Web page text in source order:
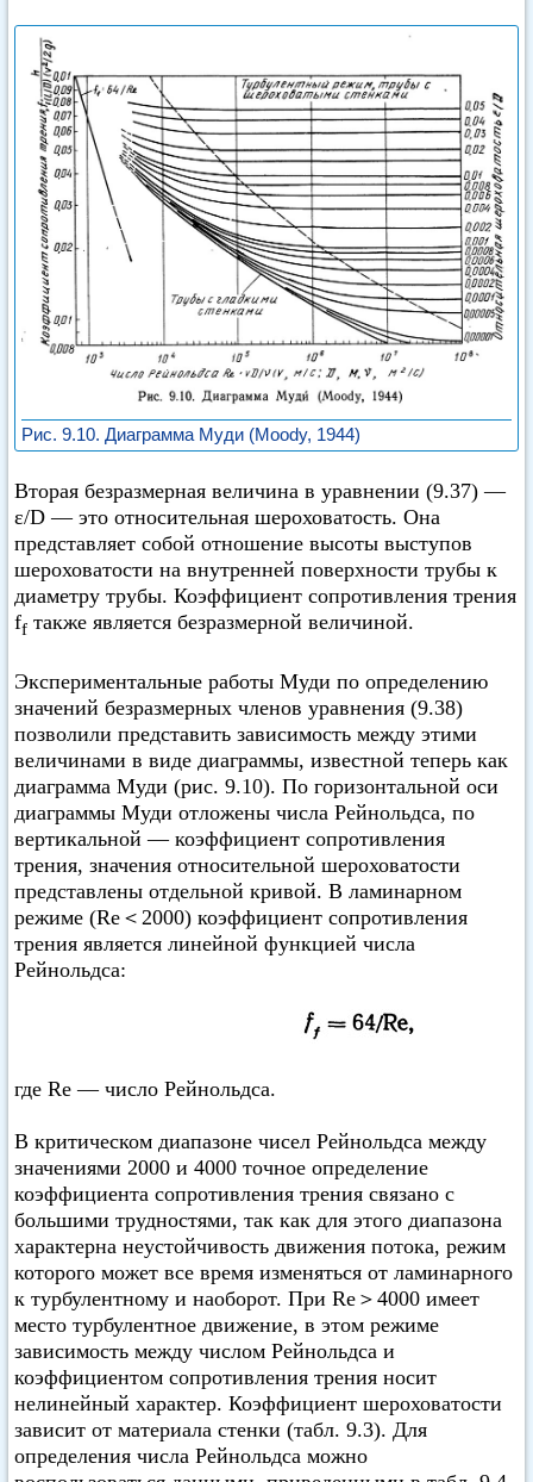
Рис. 9.10. Диаграмма Муди (Moody, 1944)
Вторая безразмерная величина в уравнении (9.37) —
ε/D — это относительная шероховатость. Она
представляет собой отношение высоты выступов
шероховатости на внутренней поверхности трубы к
диаметру трубы. Коэффициент сопротивления трения
ff также является безразмерной величиной.
Экспериментальные работы Муди по определению
значений безразмерных членов уравнения (9.38)
позволили представить зависимость между этими
величинами в виде диаграммы, известной теперь как
диаграмма Муди (рис. 9.10). По горизонтальной оси
диаграммы Муди отложены числа Рейнольдса, по
вертикальной — коэффициент сопротивления
трения, значения относительной шероховатости
представлены отдельной кривой. В ламинарном
режиме (Re＜2000) коэффициент сопротивления
трения является линейной функцией числа
Рейнольдса:
где Re — число Рейнольдса.
В критическом диапазоне чисел Рейнольдса между
значениями 2000 и 4000 точное определение
коэффициента сопротивления трения связано с
большими трудностями, так как для этого диапазона
характерна неустойчивость движения потока, режим
которого может все время изменяться от ламинарного
к турбулентному и наоборот. При Re＞4000 имеет
место турбулентное движение, в этом режиме
зависимость между числом Рейнольдса и
коэффициентом сопротивления трения носит
нелинейный характер. Коэффициент шероховатости
зависит от материала стенки (табл. 9.3). Для
определения числа Рейнольдса можно